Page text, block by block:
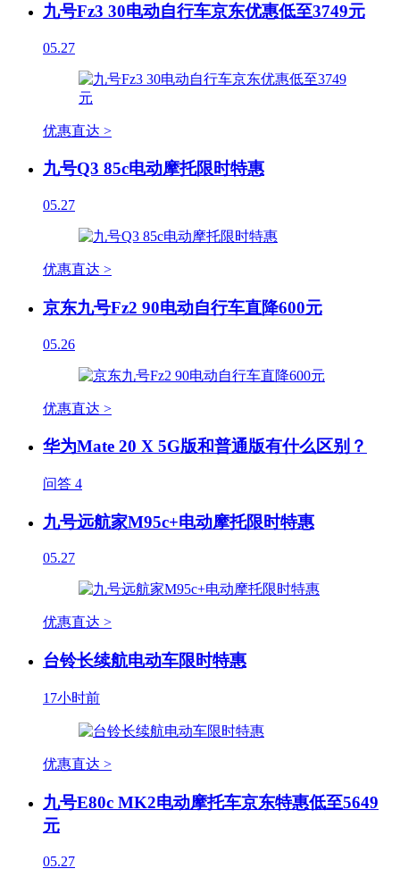
九号Fz3 30电动自行车京东优惠低至3749元
05.27
优惠直达 >
九号Q3 85c电动摩托限时特惠
05.27
优惠直达 >
京东九号Fz2 90电动自行车直降600元
05.26
优惠直达 >
华为Mate 20 X 5G版和普通版有什么区别？
问答 4
九号远航家M95c+电动摩托限时特惠
05.27
优惠直达 >
台铃长续航电动车限时特惠
17小时前
优惠直达 >
九号E80c MK2电动摩托车京东特惠低至5649
元
05.27